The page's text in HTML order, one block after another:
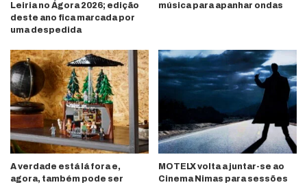
Leiria no Ágora 2026; edição
deste ano fica marcada por
uma despedida
música para apanhar ondas
A verdade está lá fora e,
agora, também pode ser
MOTELX volta a juntar-se ao
Cinema Nimas para sessões